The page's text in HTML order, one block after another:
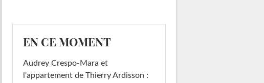
EN CE MOMENT
Audrey Crespo-Mara et
l'appartement de Thierry Ardisson :